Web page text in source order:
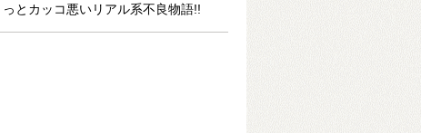
とカッコ悪いリアル系不良物語!!